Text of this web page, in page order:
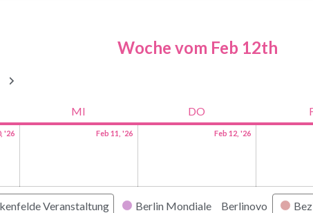
Woche vom Feb 12th
Weiter
MI DO
'26 Feb 11, '26 Feb 12, '26
Veranstaltung Berlin Mondiale Berlinovo